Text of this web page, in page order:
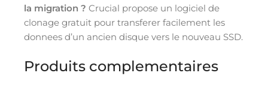
la migration ? Crucial propose un logiciel de
clonage gratuit pour transferer facilement les
donnees d’un ancien disque vers le nouveau SSD.
Produits complementaires